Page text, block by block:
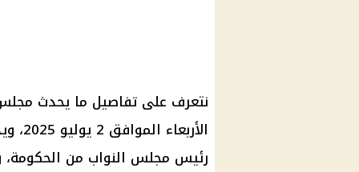
نتعرف على تفاصيل ما يحدث
رئيس مجلس النواب من الحكومة،